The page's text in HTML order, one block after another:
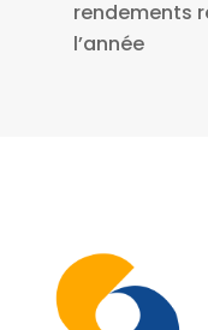
rendements
l’année